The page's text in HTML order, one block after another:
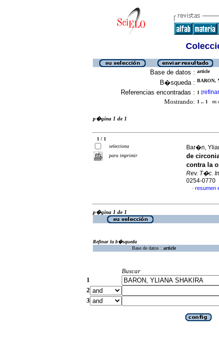
Base de datos : article
B�squeda : BARON,
Referencias encontradas : 1 [refinar
Mostrando: 1 .. 1 en
p�gina 1 de 1
1 / 1
selecciona
para imprimir
Bar�n,
de
contra la
Rev. T�c.
0254-0770
· resumen
p�gina 1 de 1
Refinar la b�squeda
Base de datos : article
Buscar
1
2
3